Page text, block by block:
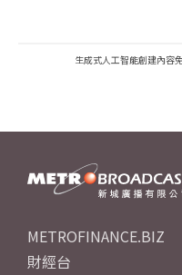
生成式人工智能創建內容
METROFINANCE.BIZ
財經台